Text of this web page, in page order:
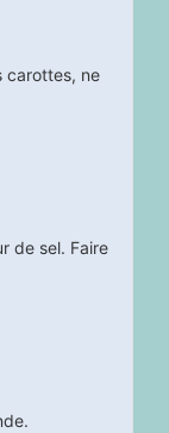
carottes, ne
de sel. Faire